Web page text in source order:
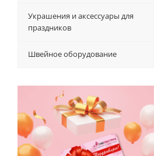
Украшения и аксессуары для
праздников
Швейное оборудование